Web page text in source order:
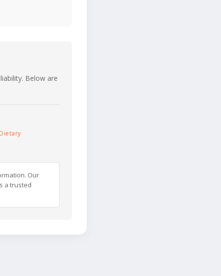
Below are
Our
a trusted